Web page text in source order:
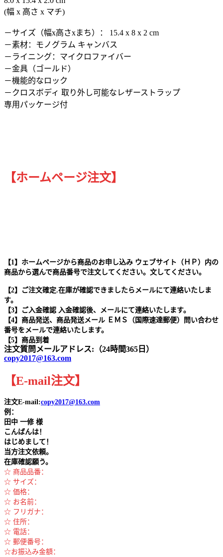
(幅 x 高さ x マチ)
－サイズ（幅x高さxまち）： 15.4 x 8 x 2 cm
－素材：モノグラム キャンバス
－ライニング：マイクロファイバー
－金具（ゴールド）
－機能的なロック
－クロスボディ 取り外し可能なレザーストラップ
専用パッケージ付
【ホームページ注文】
【1】ホームページから商品のお申し込み ウェブサイト（ＨＰ）内の
商品から選んで商品番号で注文してください。文してください。
【2】ご注文確定.在庫が確認できましたらメールにて連絡いたしま
す。
【3】ご入金確認 入金確認後、メールにて連絡いたします。
【4】商品発送、商品発送メール ＥＭＳ（国際速達郵便）問い合わせ
番号をメールで連絡いたします。
【5】商品到着
注文質問メールアドレス:（24時間365日）
copy2017@163.com
【E-mail注文】
注文E-mail:copy2017@163.com
例：
田中 一修 様
こんばんは！
はじめまして！
当方注文依頼。
在庫確認願う。
☆ 商品品番：
☆ サイズ：
☆ 価格：
☆ お名前：
☆ フリガナ：
☆ 住所：
☆ 電話：
☆ 郵便番号：
☆お振込み金額：